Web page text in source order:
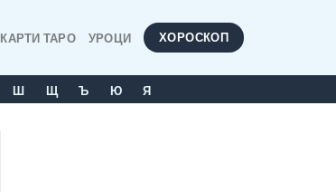
КАРТИ ТАРО УРОЦИ ХОРОСКОП
Ш Щ Ъ Ю Я